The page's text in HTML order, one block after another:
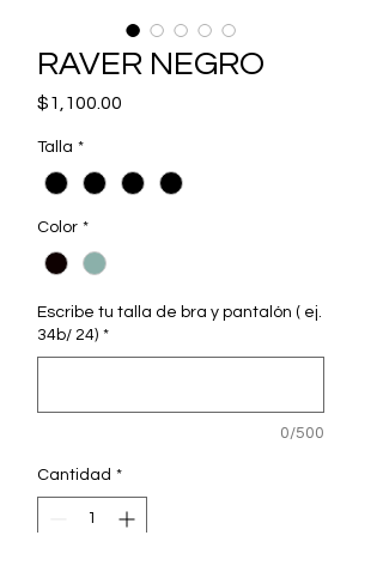
RAVER NEGRO
$1,100.00
Talla *
Color *
Escribe tu talla de bra y pantalón ( ej.
34b/ 24) *
0/500
Cantidad *